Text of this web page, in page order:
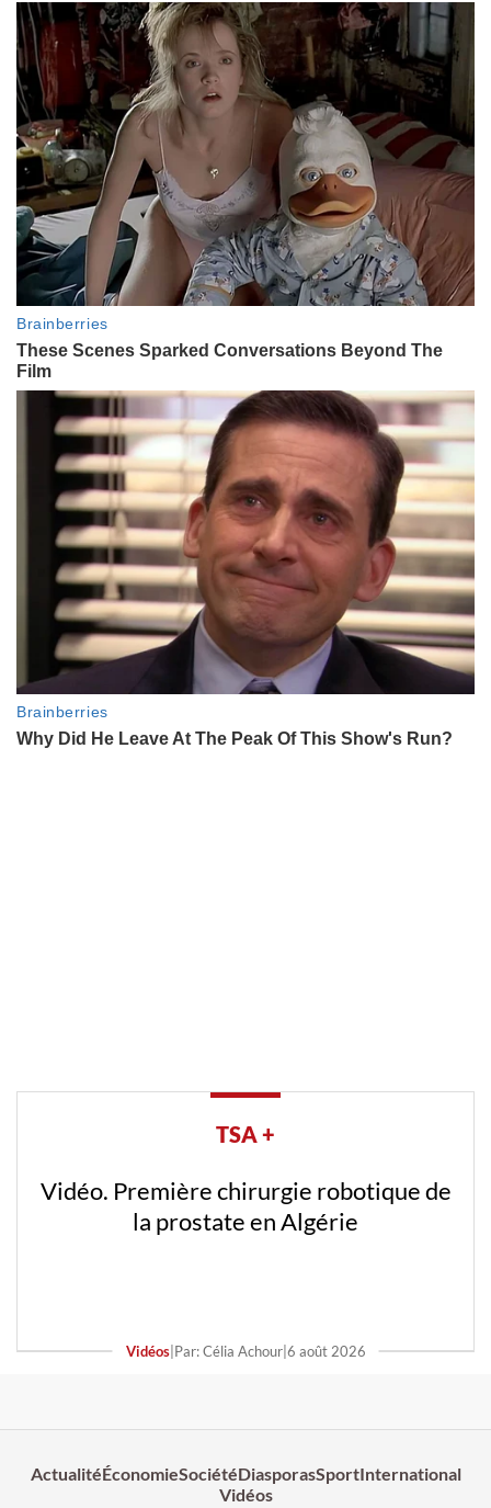
TSA +
Vidéo. Première chirurgie robotique de
la prostate en Algérie
Vidéos| Par: Célia Achour| 6 août 2026
ActualitéÉconomieSociétéDiasporasSportInternational
Vidéos